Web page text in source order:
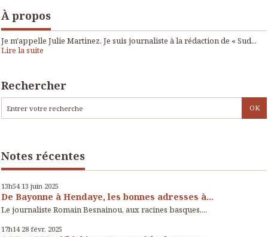
À propos
Je m'appelle Julie Martinez. Je suis journaliste à la rédaction de « Sud...
Lire la suite
Rechercher
Notes récentes
13h54 13 juin 2025
De Bayonne à Hendaye, les bonnes adresses à...
Le journaliste Romain Besnainou, aux racines basques,...
17h14 28 févr. 2025